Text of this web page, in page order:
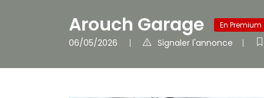
Arouch Garage En Premium
06/05/2026 Signaler l'annonce